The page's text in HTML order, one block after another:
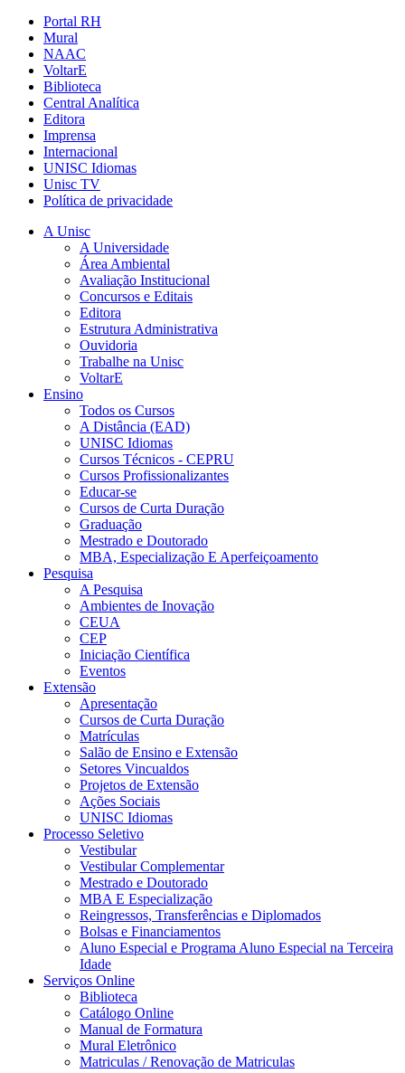
Portal RH
Mural
NAAC
VoltarE
Biblioteca
Central Analítica
Editora
Imprensa
Internacional
UNISC Idiomas
Unisc TV
Política de privacidade
A Unisc
A Universidade
Área Ambiental
Avaliação Institucional
Concursos e Editais
Editora
Estrutura Administrativa
Ouvidoria
Trabalhe na Unisc
VoltarE
Ensino
Todos os Cursos
A Distância (EAD)
UNISC Idiomas
Cursos Técnicos - CEPRU
Cursos Profissionalizantes
Educar-se
Cursos de Curta Duração
Graduação
Mestrado e Doutorado
MBA, Especialização E Aperfeiçoamento
Pesquisa
A Pesquisa
Ambientes de Inovação
CEUA
CEP
Iniciação Científica
Eventos
Extensão
Apresentação
Cursos de Curta Duração
Matrículas
Salão de Ensino e Extensão
Setores Vincualdos
Projetos de Extensão
Ações Sociais
UNISC Idiomas
Processo Seletivo
Vestibular
Vestibular Complementar
Mestrado e Doutorado
MBA E Especialização
Reingressos, Transferências e Diplomados
Bolsas e Financiamentos
Aluno Especial e Programa Aluno Especial na Terceira
Idade
Serviços Online
Biblioteca
Catálogo Online
Manual de Formatura
Mural Eletrônico
Matriculas / Renovação de Matriculas